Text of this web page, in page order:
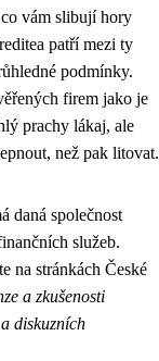
vám slibují hory
patří mezi ty
podmínky.
firem jako je
prachy lákaj, ale
než pak litovat.
daná společnost
služeb.
na stránkách České
a zkušenosti
diskuzních